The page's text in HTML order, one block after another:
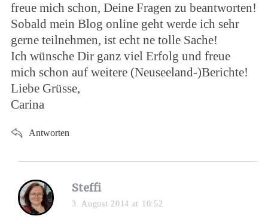
freue mich schon, Deine Fragen zu beantworten!
Sobald mein Blog online geht werde ich sehr
gerne teilnehmen, ist echt ne tolle Sache!
Ich wünsche Dir ganz viel Erfolg und freue
mich schon auf weitere (Neuseeland-)Berichte!
Liebe Grüsse,
Carina
Antworten
s
a
Steffi
3. August 2014 at 10:52